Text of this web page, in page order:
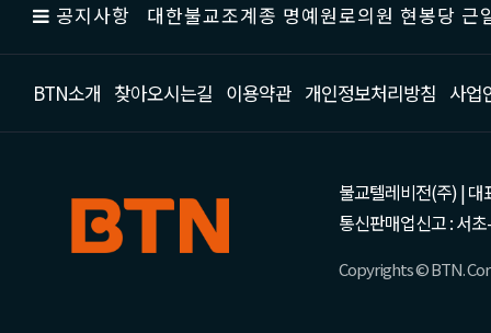
공지사항 대한불교조계종 명예원로의원 현봉당
BTN소개 찾아오시는길 이용약관 개인정보처리방침 사업
불교텔레비전(주) | 대
통신판매업신고 : 서
Copyrights © BTN.